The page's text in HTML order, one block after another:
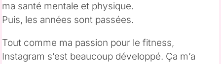
ma santé mentale et physique.
Puis, les années sont passées.
Tout comme ma passion pour le fitness,
Instagram s’est beaucoup développé. Ça m’a